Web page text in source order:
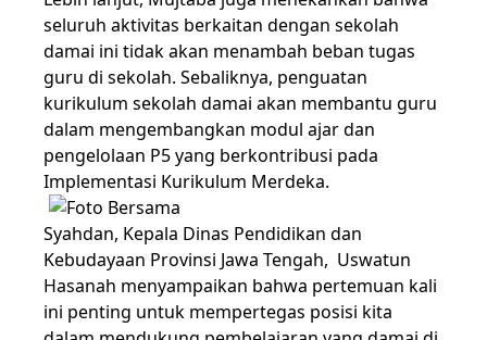
seluruh aktivitas berkaitan dengan sekolah
damai ini tidak akan menambah beban tugas
guru di sekolah. Sebaliknya, penguatan
kurikulum sekolah damai akan membantu guru
dalam mengembangkan modul ajar dan
pengelolaan P5 yang berkontribusi pada
Implementasi Kurikulum Merdeka.
Syahdan, Kepala Dinas Pendidikan dan
Kebudayaan Provinsi Jawa Tengah, Uswatun
Hasanah menyampaikan bahwa pertemuan kali
ini penting untuk mempertegas posisi kita